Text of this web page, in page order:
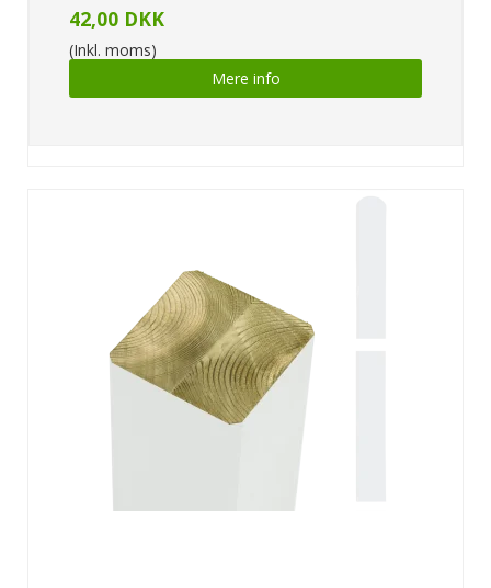
42,00 DKK
(Inkl. moms)
Mere info